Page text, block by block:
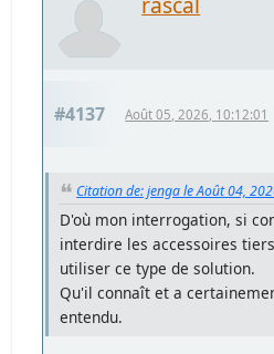
#4137 Août 05, 2026, 10:12:01
Citation de: jenga le Août 04,
D'où mon interrogation, si
interdire les accessoires
utiliser ce type de solution.
Qu'il connaît et a
entendu.